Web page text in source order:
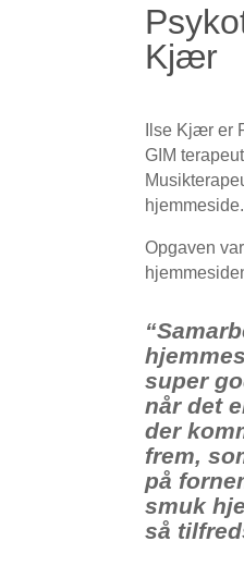
Kjær
Ilse Kjær er
GIM
hjemmeside.
Opgaven
super
når det
der
frem,
på
smuk
så